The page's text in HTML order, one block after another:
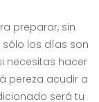
preparar, sin
sólo los días son
necesitas hacer
pereza acudir a
será tu